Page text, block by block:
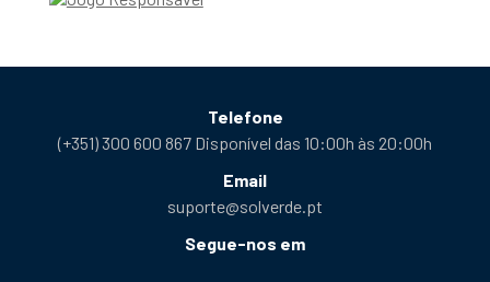
Telefone
(+351) 300 600 867 Disponível das 10:00h às 20:00h
Email
suporte@solverde.pt
Segue-nos em